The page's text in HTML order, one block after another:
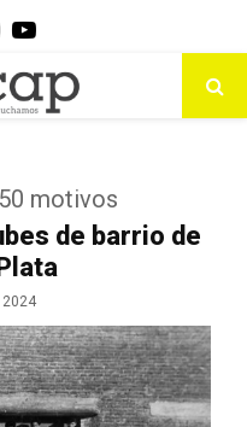
Youtube
motivos
de barrio de
2024